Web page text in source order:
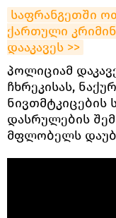
საფრანგეთში
ქართული
დააკავეს >>
პოლიციამ
ჩხრეკისას,
ნივთმტკიცების
დასრულების
მფლობელს